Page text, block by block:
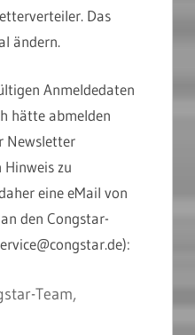
Das
ändern.
Anmeldedaten
hätte abmelden
Newsletter
zu
eine eMail von
den Congstar-
Team,